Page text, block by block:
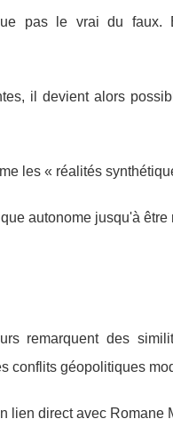
pas le vrai du faux.
il devient alors
les « réalités
autonome jusqu'à
remarquent des
conflits géopolitiques
lien direct avec Romane